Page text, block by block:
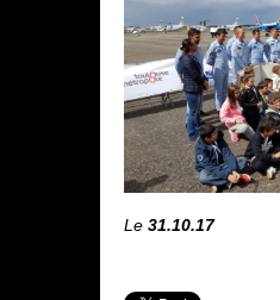
Le 31.10.17